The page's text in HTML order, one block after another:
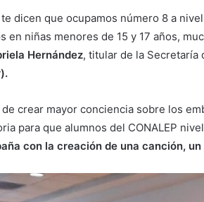
te dicen que ocupamos número 8 a
en niñas menores de 15 y 17 años,
Hernández, titular de la Secretaría
crear mayor conciencia sobre los
para que alumnos del CONALEP
con la creación de una canción,